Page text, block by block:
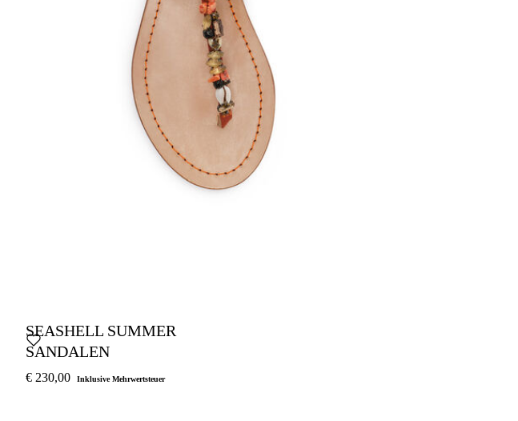
SEASHELL SUMMER
SANDALEN
€ 230,00 Inklusive Mehrwertsteuer